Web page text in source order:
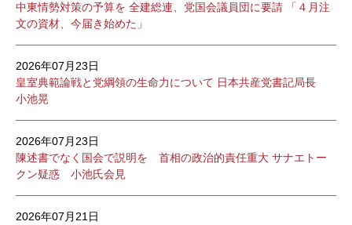
中東情勢対策の予算を 全建総連、党国会議員団に要請 「４月注
文の資材、今届き始めた」
2026年07月23日
皇室典範論戦と党綱領の生命力について 日本共産党書記局長
小池晃
2026年07月23日
陳述書でなく国会で説明を 首相の政治的責任重大 サナエトー
クン疑惑 小池氏会見
2026年07月21日